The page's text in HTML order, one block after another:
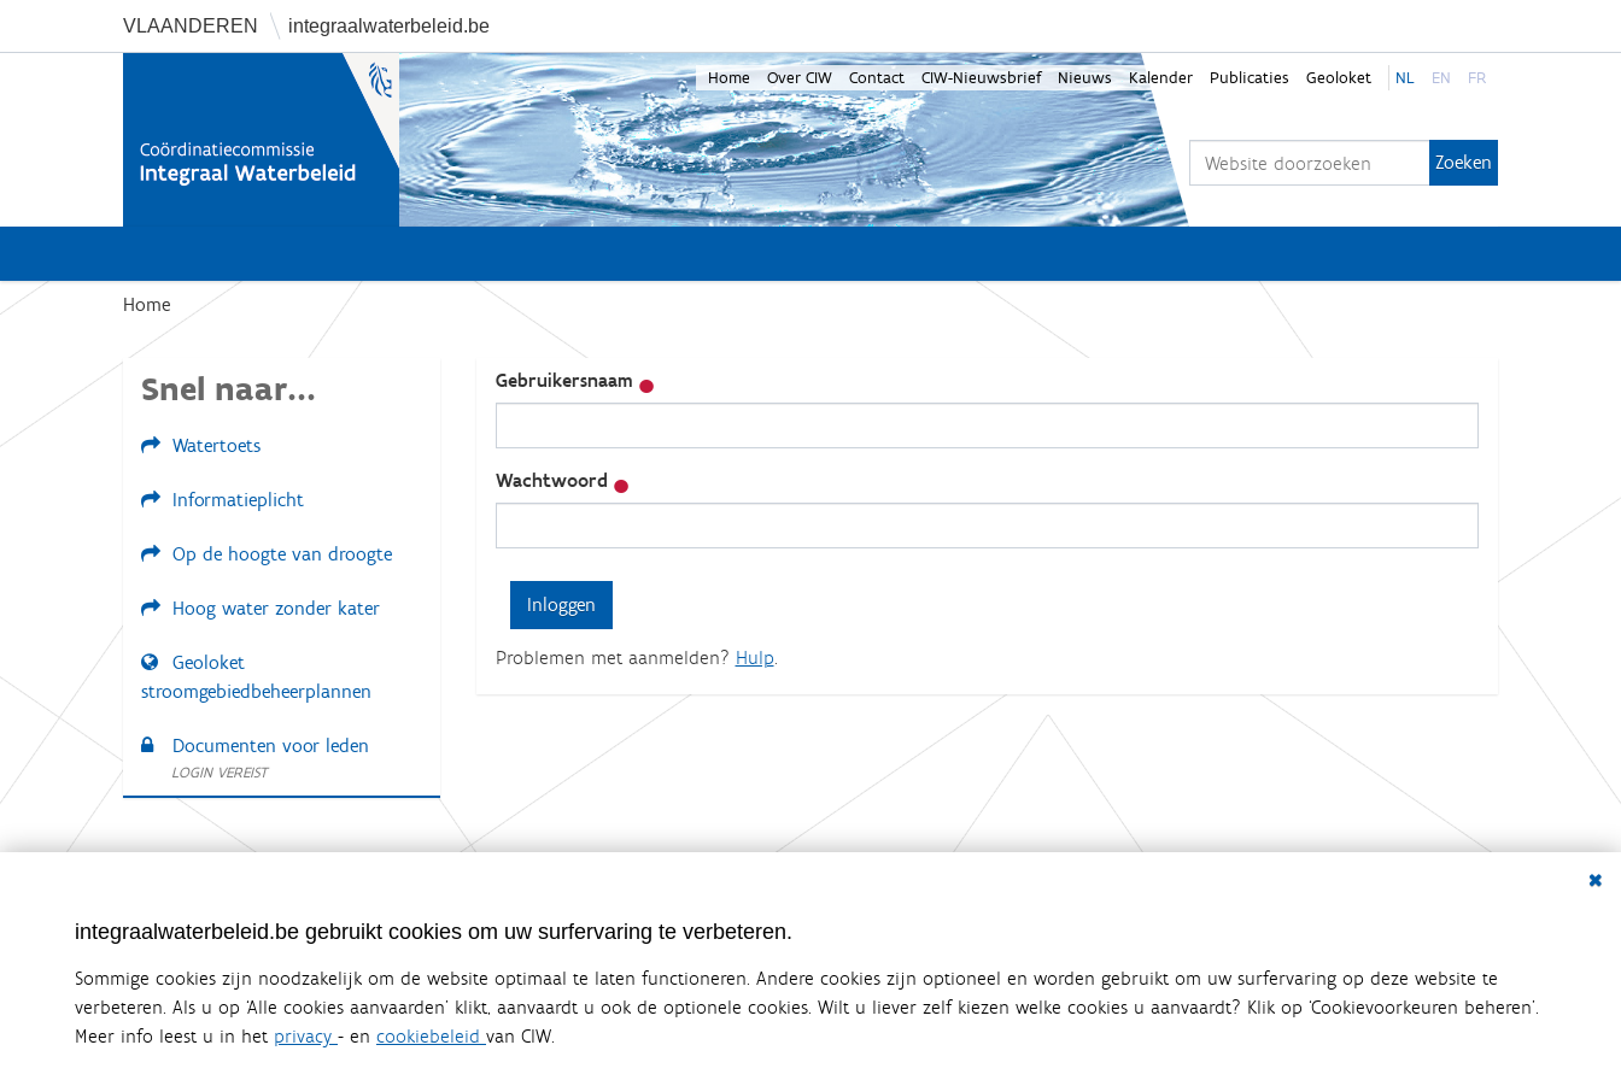
VLAANDEREN integraalwaterbeleid.be
Home Over CIW Contact CIW-Nieuwsbrief Nieuws Kalender Publicaties Geoloket NL EN FR
U
e
Home
Gebruikersnaam
Wachtwoord
Problemen met aanmelden? Hulp
Snel naar...
Watertoets
Informatieplicht
Op de hoogte van droogte
Hoog water zonder kater
Geoloket
stroomgebiedbeheerplannen
Documenten voor leden
LOGIN VEREIST
integraalwaterbeleid.be gebruikt cookies om uw surfervaring te verbeteren.
Sommige cookies zijn noodzakelijk om de website optimaal te laten functioneren. Andere cookies zijn optioneel en worden gebruikt om uw surfervaring op deze website te
verbeteren. Als u op ‘Alle cookies aanvaarden’ klikt, aanvaardt u ook de optionele cookies. Wilt u liever zelf kiezen welke cookies u aanvaardt? Klik op ‘Cookievoorkeuren beheren’.
Meer info leest u in het privacy - en cookiebeleid van CIW.
uitgegeven door Coördinatiecommissie Integraal Waterbeleid
De Coördinatiecommissie Integraal Waterbeleid (CIW) is een overlegplatform van de diverse beleidsdomeinen en bestuursniveaus die bij het waterbeleid betrokken
zijn. Ook waterbedrijven nemen deel aan het overleg. Deze samenwerking zorgt voor een gecoördineerde en geïntegreerde aanpak van het waterbeleid en
waterbeheer in Vlaanderen.